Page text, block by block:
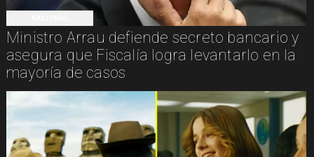
Ministro Arrau defiende secreto bancario y
asegura que Fiscalía logra levantarlo en la
mayoría de casos